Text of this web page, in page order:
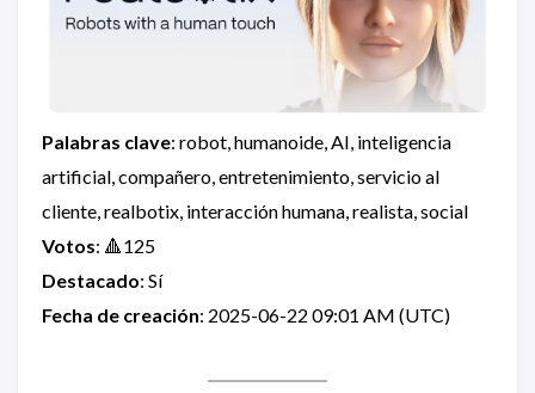
Palabras clave: robot, humanoide, AI, inteligencia
artificial, compañero, entretenimiento, servicio al
cliente, realbotix, interacción humana, realista, social
Votos: 🔺125
Destacado: Sí
Fecha de creación: 2025-06-22 09:01 AM (UTC)